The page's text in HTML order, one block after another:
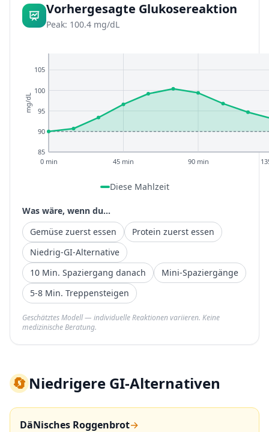
Vorhergesagte Glukosereaktion
Peak: 100.4 mg/dL
85
90
95
100
105
0 min 45 min 90 min
mg/dL
Diese Mahlzeit
Was wäre, wenn du...
Gemüse zuerst essen
Protein zuerst essen
Niedrig-GI-Alternative
10 Min. Spaziergang danach
Mini-Spaziergänge
5-8 Min. Treppensteigen
Geschätztes Modell — individuelle Reaktionen variieren. Keine
medizinische Beratung.
🔄Niedrigere GI-Alternativen
DäNisches Roggenbrot→